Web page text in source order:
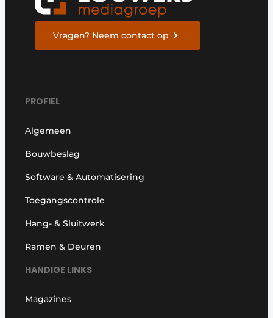
Vragen? Neem contact op
PROFIEL
Algemeen
Bouwbeslag
Software & Automatisering
Toegangscontrole
Hang- & Sluitwerk
Ramen & Deuren
HANDIGE LINKS
Magazines